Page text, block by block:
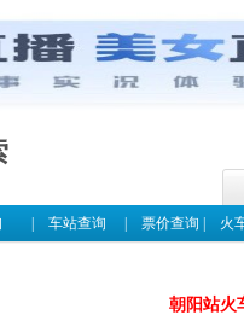
车站查询 票价查询 火
朝阳站火